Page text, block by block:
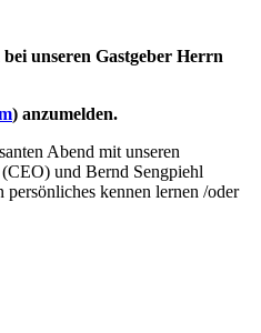
unseren Gastgeber Herrn
) anzumelden.
Abend mit unseren
und Bernd Sengpiehl
kennen lernen /oder